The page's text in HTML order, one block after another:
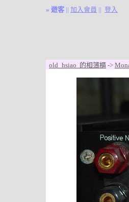
» 遊客 || 加入會員 || 登入
old_hsiao 的相簿櫃 ->